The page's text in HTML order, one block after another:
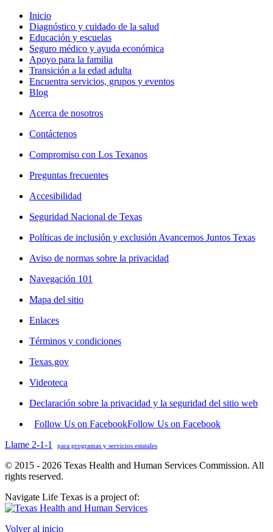
Inicio
Diagnóstico y cuidado de la salud
Educación y escuelas
Seguro médico y ayuda económica
Apoyo para la familia
Transición a la edad adulta
Encuentra servicios, grupos y eventos
Blog
Acerca de nosotros
Contáctenos
Compromiso con Los Texanos
Preguntas frecuentes
Accesibilidad
Seguridad Nacional de Texas
Políticas de inclusión y exclusión Avancemos Juntos Texas
Aviso de normas sobre la privacidad
Navegación 101
Mapa del sitio
Enlaces
Términos y condiciones
Texas.gov
Videoteca
Declaración sobre la privacidad y la seguridad del sitio web
Follow Us on FacebookFollow Us on Facebook
Llame 2-1-1
para programas y servicios estatales
© 2015 - 2026 Texas Health and Human Services Commission. All
rights reserved.
Navigate Life Texas is a project of:
Volver al inicio